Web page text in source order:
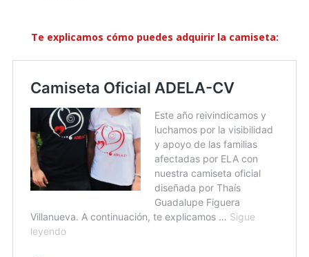
Te explicamos cómo puedes adquirir la camiseta: